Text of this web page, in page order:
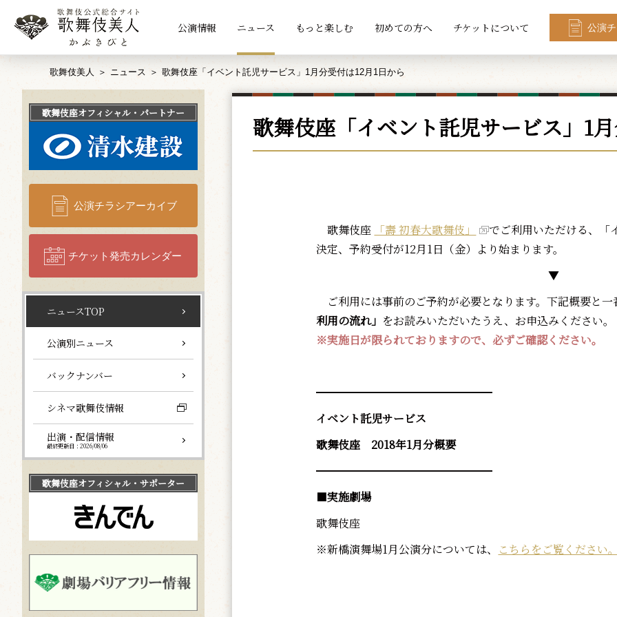
公演情報 ニュース もっと楽しむ 初めての方へ チケットについて 公演
歌舞伎美人 ニュース 歌舞伎座「イベント託児サービス」1月分受付は12月1日から
歌舞伎座「イベント託児サービス」1
歌舞伎座 「壽 初春大歌舞伎」
でご利用いただける、「
決定、予約受付が12月1日（金）より始まります。
▼
ご利用には事前のご予約が必要となります。下記概要と
利用の流れ」 をお読みいただいたうえ、お申込みください。
※実施日が限られておりますので、必ずご確認ください。
━━━━━━━━━━━━━━━━
イベント託児サービス
歌舞伎座 2018年1月分概要
━━━━━━━━━━━━━━━━
■実施劇場
歌舞伎座
※新橋演舞場1月公演分については、
こちらをご覧ください
歌舞伎座オフィシャル・パートナー
公演チラシアーカイブ
チケット発売カレンダー
ニュースTOP
公演別ニュース
バックナンバー
シネマ歌舞伎情報
出演・配信情報
最終更新日：2026/08/06
歌舞伎座オフィシャル・サポーター